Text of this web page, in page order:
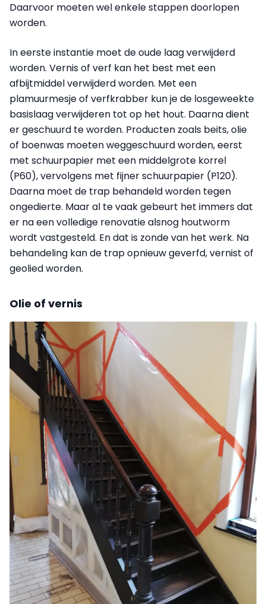
Daarvoor moeten wel enkele stappen doorlopen
worden.
In eerste instantie moet de oude laag verwijderd
worden. Vernis of verf kan het best met een
afbijtmiddel verwijderd worden. Met een
plamuurmesje of verfkrabber kun je de losgeweekte
basislaag verwijderen tot op het hout. Daarna dient
er geschuurd te worden. Producten zoals beits, olie
of boenwas moeten weggeschuurd worden, eerst
met schuurpapier met een middelgrote korrel
(P60), vervolgens met fijner schuurpapier (P120).
Daarna moet de trap behandeld worden tegen
ongedierte. Maar al te vaak gebeurt het immers dat
er na een volledige renovatie alsnog houtworm
wordt vastgesteld. En dat is zonde van het werk. Na
behandeling kan de trap opnieuw geverfd, vernist of
geolied worden.
Olie of vernis